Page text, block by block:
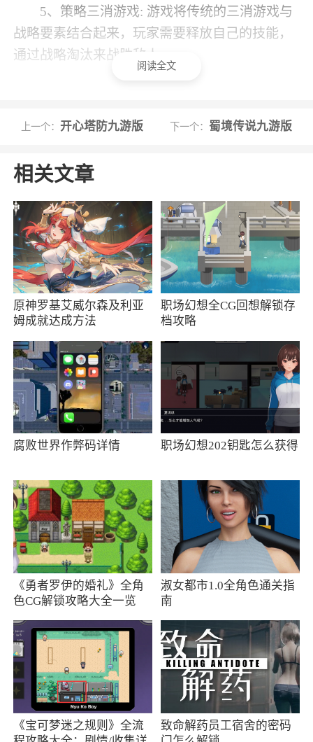
5、策略三消游戏: 游戏将传统的三消游戏与
战略要素结合起来，玩家需要释放自己的技能，
通过战略淘汰来战胜敌人
1、超炫魔幻场景呈现，游戏融入了丰富的关
雄，精彩战斗，开启精彩的帝国之旅
2、帝国与魔法九游版游戏结合了SLG和三消
元素，旨在让所有玩家可以轻松进入游戏，同时
享受策略和社交的乐趣，建立繁荣的帝国、参与
社交互动，以及面对来自神秘的魔法力量的威胁
更新日志
1.开放8星符文
优化：
1.蓝水晶矿场主界面的字色字号修改
2.活动列表排序调整
3.其它bug修复和优化游戏体验
阅读全文
上一个： 开心塔防九游版 下一个：蜀境传说九游版
相关文章
原神罗基艾威尔森及利亚
姆成就达成方法
职场幻想全CG回想解锁存
档攻略
腐败世界作弊码详情 职场幻想202钥匙怎么获得
《勇者罗伊的婚礼》全角
色CG解锁攻略大全一览
淑女都市1.0全角色通关指
南
《宝可梦迷之规则》全流
致命解药员工宿舍的密码